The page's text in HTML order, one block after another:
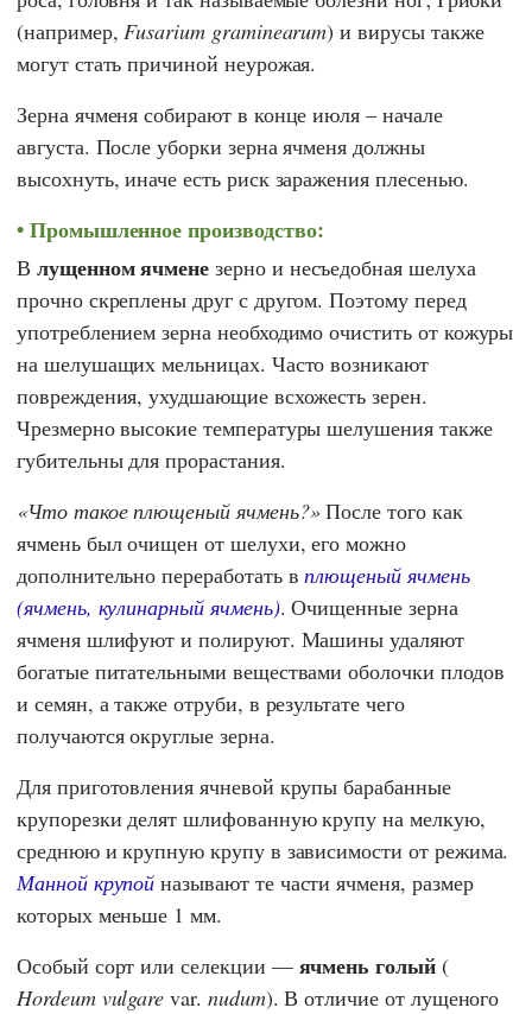
(например, Fusarium graminearum) и вирусы также
могут стать причиной неурожая.
Зерна ячменя собирают в конце июля – начале
августа. После уборки зерна ячменя должны
высохнуть, иначе есть риск заражения плесенью.
Промышленное производство:
В лущенном ячмене зерно и несъедобная шелуха
прочно скреплены друг с другом. Поэтому перед
употреблением зерна необходимо очистить от кожуры
на шелушащих мельницах. Часто возникают
повреждения, ухудшающие всхожесть зерен.
Чрезмерно высокие температуры шелушения также
губительны для прорастания.
Что такое плющеный ячмень? После того как
ячмень был очищен от шелухи, его можно
дополнительно переработать вплющеный ячмень
(ячмень, кулинарный ячмень). Очищенные зерна
ячменя шлифуют и полируют. Машины удаляют
богатые питательными веществами оболочки плодов
и семян, а также отруби, в результате чего
получаются округлые зерна.
Для приготовления ячневой крупы барабанные
крупорезки делят шлифованную крупу на мелкую,
среднюю и крупную крупу в зависимости от режима.
Манной крупой называют те части ячменя, размер
которых меньше 1 мм.
Особый сорт или селекции — ячмень голый(
Hordeum vulgare var. nudum). В отличие от лущеного